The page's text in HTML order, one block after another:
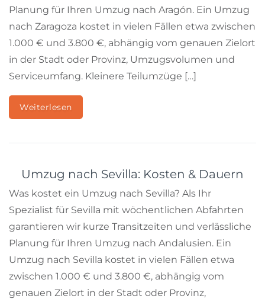
Planung für Ihren Umzug nach Aragón. Ein Umzug
nach Zaragoza kostet in vielen Fällen etwa zwischen
1.000 € und 3.800 €, abhängig vom genauen Zielort
in der Stadt oder Provinz, Umzugsvolumen und
Serviceumfang. Kleinere Teilumzüge […]
Weiterlesen
Umzug nach Sevilla: Kosten & Dauern
Was kostet ein Umzug nach Sevilla? Als Ihr
Spezialist für Sevilla mit wöchentlichen Abfahrten
garantieren wir kurze Transitzeiten und verlässliche
Planung für Ihren Umzug nach Andalusien. Ein
Umzug nach Sevilla kostet in vielen Fällen etwa
zwischen 1.000 € und 3.800 €, abhängig vom
genauen Zielort in der Stadt oder Provinz,